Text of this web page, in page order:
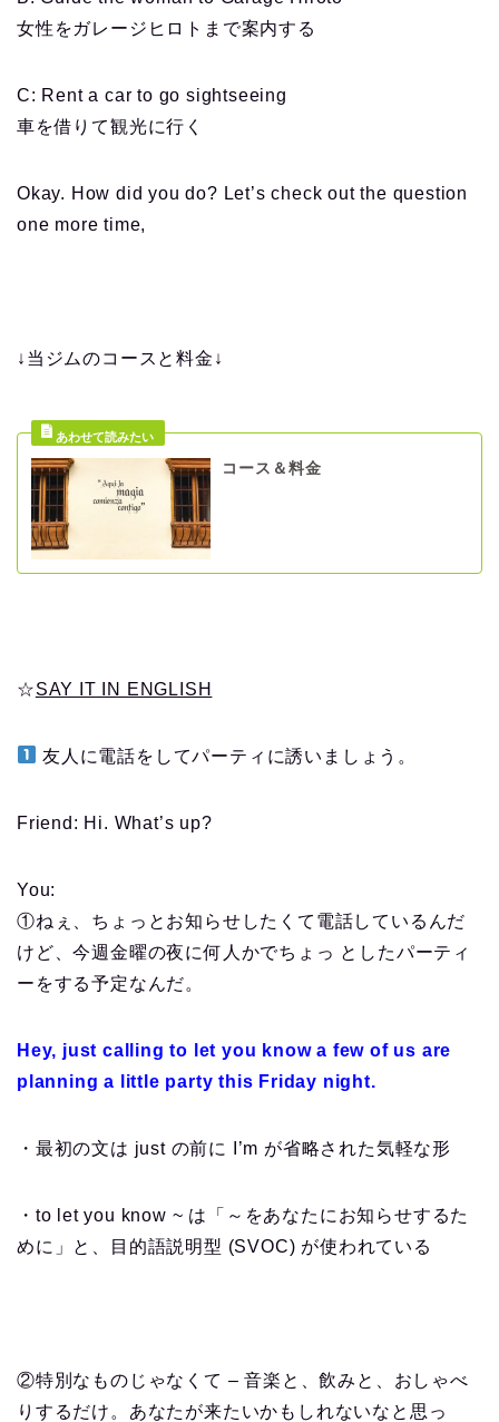
女性をガレージヒロトまで案内する
C: Rent a car to go sightseeing
車を借りて観光に行く
Okay. How did you do? Let’s check out the question
one more time,
↓当ジムのコースと料金↓
コース＆料金
☆SAY IT IN ENGLISH
友人に電話をしてパーティに誘いましょう。
Friend: Hi. What’s up?
You:
①ねぇ、ちょっとお知らせしたくて電話しているんだ
けど、今週金曜の夜に何人かでちょっ としたパーティ
ーをする予定なんだ。
Hey, just calling to let you know a few of us are
planning a little party this Friday night.
・最初の文は just の前に I’m が省略された気軽な形
・to let you know ~ は「～をあなたにお知らせするた
めに」と、目的語説明型 (SVOC) が使われている
②特別なものじゃなくて – 音楽と、飲みと、おしゃべ
りするだけ。あなたが来たいかもしれないなと思っ